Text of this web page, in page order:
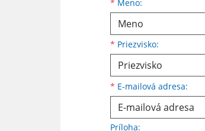
* Meno:
Meno
* Priezvisko:
Priezvisko
* E-mailová adresa:
E-mailová adresa
Príloha: